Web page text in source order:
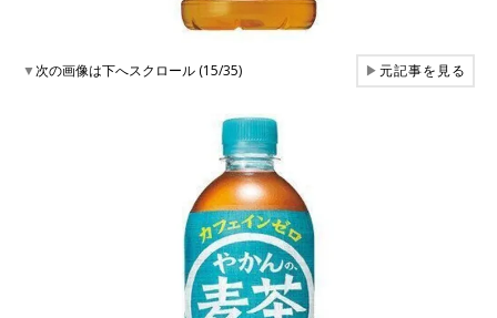
▼次の画像は下へスクロール (15/35) ▶元記事を見る